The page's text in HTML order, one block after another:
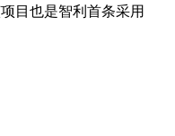
目也是智利首条采用